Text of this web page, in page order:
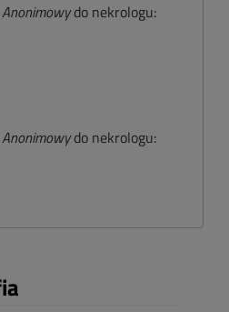
Anonimowydo nekrologu:
Anonimowydo nekrologu: